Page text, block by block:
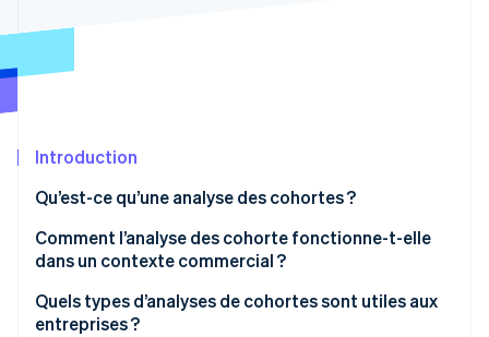
Prévention de la fraude
Climate
Identity
Vérification de l'identité
Introduction
Qu’est-ce qu’une analyse des cohortes ?
Comment l’analyse des cohorte fonctionne-t-elle
dans un contexte commercial ?
Comment les données de l’analyse de cohorte sont-
elles structurées ?
Quels types d’analyses de cohortes sont utiles aux
entreprises ?